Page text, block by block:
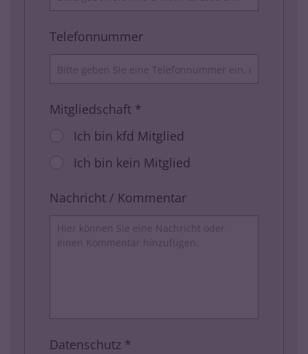
Telefonnummer
Mitgliedschaft *
Ich bin kfd Mitglied
Ich bin kein Mitglied
Nachricht / Kommentar
Datenschutz *